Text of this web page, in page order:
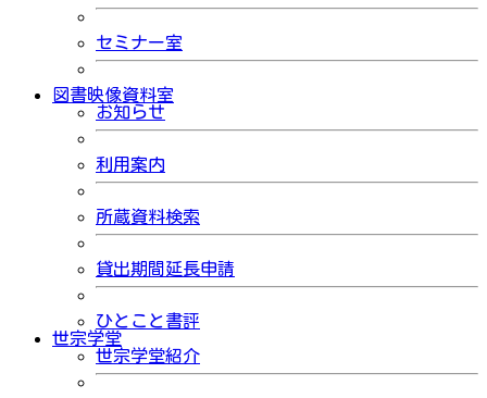
セミナー室
図書映像資料室
お知らせ
利用案内
所蔵資料検索
貸出期間延長申請
ひとこと書評
世宗学堂
世宗学堂紹介